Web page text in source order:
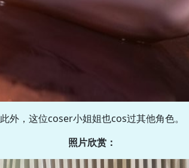
此外，这位coser小姐姐也cos过其他角色。
照片欣赏：